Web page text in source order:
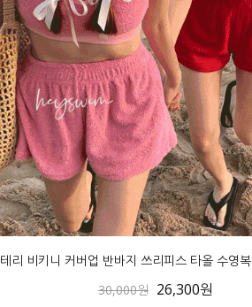
테리 비키니 커버업 반바지 쓰리피스 타올 수영복
30,000원 26,300원